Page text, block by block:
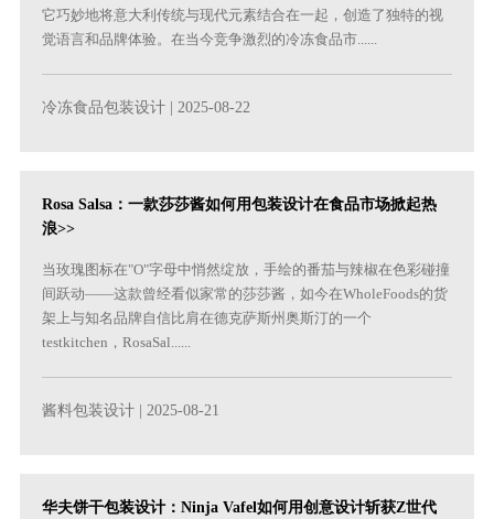
它巧妙地将意大利传统与现代元素结合在一起，创造了独特的视
觉语言和品牌体验。在当今竞争激烈的冷冻食品市......
冷冻食品包装设计 | 2025-08-22
Rosa Salsa：一款莎莎酱如何用包装设计在食品市场掀起热
浪>>
当玫瑰图标在"O"字母中悄然绽放，手绘的番茄与辣椒在色彩碰撞
间跃动——这款曾经看似家常的莎莎酱，如今在WholeFoods的货
架上与知名品牌自信比肩在德克萨斯州奥斯汀的一个
testkitchen，RosaSal......
酱料包装设计 | 2025-08-21
华夫饼干包装设计：Ninja Vafel如何用创意设计斩获Z世代